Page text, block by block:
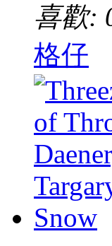
喜歡:
格仔